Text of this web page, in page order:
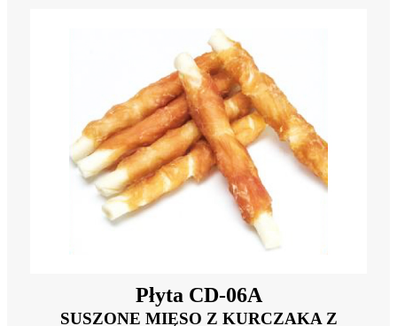
Płyta CD-06A
SUSZONE MIĘSO Z KURCZAKA Z